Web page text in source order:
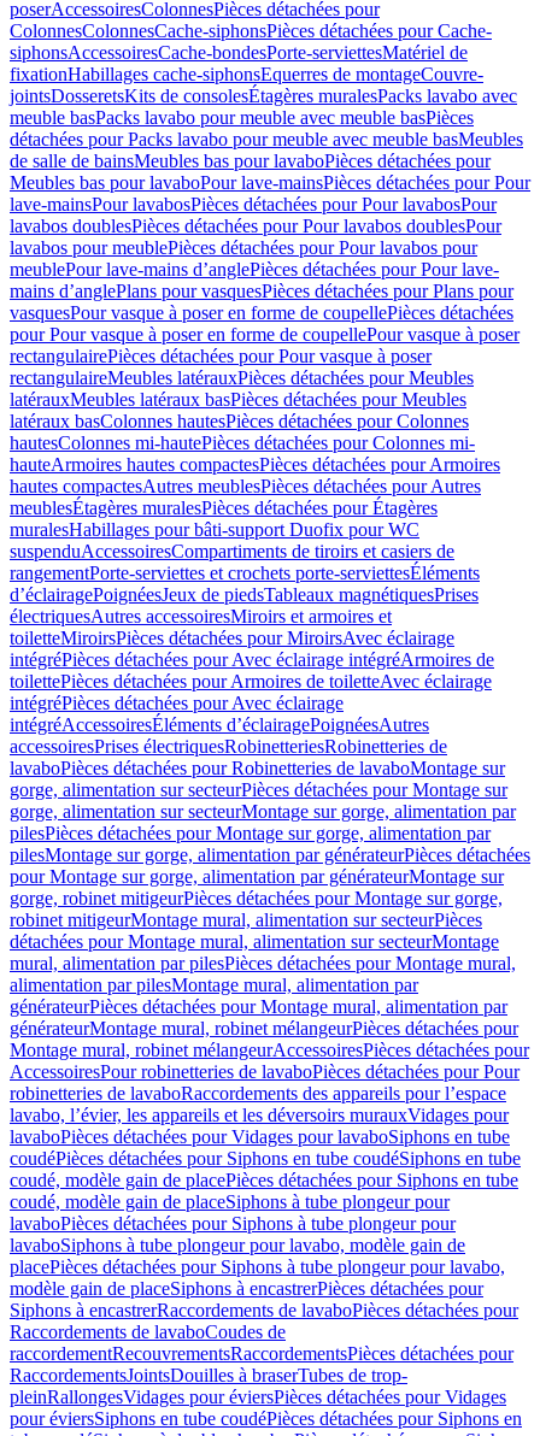
poserAccessoiresColonnesPièces détachées pour
ColonnesColonnesCache-siphonsPièces détachées pour Cache-
siphonsAccessoiresCache-bondesPorte-serviettesMatériel de
fixationHabillages cache-siphonsEquerres de montageCouvre-
jointsDosseretsKits de consolesÉtagères muralesPacks lavabo avec
meuble basPacks lavabo pour meuble avec meuble basPièces
détachées pour Packs lavabo pour meuble avec meuble basMeubles
de salle de bainsMeubles bas pour lavaboPièces détachées pour
Meubles bas pour lavaboPour lave-mainsPièces détachées pour Pour
lave-mainsPour lavabosPièces détachées pour Pour lavabosPour
lavabos doublesPièces détachées pour Pour lavabos doublesPour
lavabos pour meublePièces détachées pour Pour lavabos pour
meublePour lave-mains d’anglePièces détachées pour Pour lave-
mains d’anglePlans pour vasquesPièces détachées pour Plans pour
vasquesPour vasque à poser en forme de coupellePièces détachées
pour Pour vasque à poser en forme de coupellePour vasque à poser
rectangulairePièces détachées pour Pour vasque à poser
rectangulaireMeubles latérauxPièces détachées pour Meubles
latérauxMeubles latéraux basPièces détachées pour Meubles
latéraux basColonnes hautesPièces détachées pour Colonnes
hautesColonnes mi-hautePièces détachées pour Colonnes mi-
hauteArmoires hautes compactesPièces détachées pour Armoires
hautes compactesAutres meublesPièces détachées pour Autres
meublesÉtagères muralesPièces détachées pour Étagères
muralesHabillages pour bâti-support Duofix pour WC
suspenduAccessoiresCompartiments de tiroirs et casiers de
rangementPorte-serviettes et crochets porte-serviettesÉléments
d’éclairagePoignéesJeux de piedsTableaux magnétiquesPrises
électriquesAutres accessoiresMiroirs et armoires et
toiletteMiroirsPièces détachées pour MiroirsAvec éclairage
intégréPièces détachées pour Avec éclairage intégréArmoires de
toilettePièces détachées pour Armoires de toiletteAvec éclairage
intégréPièces détachées pour Avec éclairage
intégréAccessoiresÉléments d’éclairagePoignéesAutres
accessoiresPrises électriquesRobinetteriesRobinetteries de
lavaboPièces détachées pour Robinetteries de lavaboMontage sur
gorge, alimentation sur secteurPièces détachées pour Montage sur
gorge, alimentation sur secteurMontage sur gorge, alimentation par
pilesPièces détachées pour Montage sur gorge, alimentation par
pilesMontage sur gorge, alimentation par générateurPièces détachées
pour Montage sur gorge, alimentation par générateurMontage sur
gorge, robinet mitigeurPièces détachées pour Montage sur gorge,
robinet mitigeurMontage mural, alimentation sur secteurPièces
détachées pour Montage mural, alimentation sur secteurMontage
mural, alimentation par pilesPièces détachées pour Montage mural,
alimentation par pilesMontage mural, alimentation par
générateurPièces détachées pour Montage mural, alimentation par
générateurMontage mural, robinet mélangeurPièces détachées pour
Montage mural, robinet mélangeurAccessoiresPièces détachées pour
AccessoiresPour robinetteries de lavaboPièces détachées pour Pour
robinetteries de lavaboRaccordements des appareils pour l’espace
lavabo, l’évier, les appareils et les déversoirs murauxVidages pour
lavaboPièces détachées pour Vidages pour lavaboSiphons en tube
coudéPièces détachées pour Siphons en tube coudéSiphons en tube
coudé, modèle gain de placePièces détachées pour Siphons en tube
coudé, modèle gain de placeSiphons à tube plongeur pour
lavaboPièces détachées pour Siphons à tube plongeur pour
lavaboSiphons à tube plongeur pour lavabo, modèle gain de
placePièces détachées pour Siphons à tube plongeur pour lavabo,
modèle gain de placeSiphons à encastrerPièces détachées pour
Siphons à encastrerRaccordements de lavaboPièces détachées pour
Raccordements de lavaboCoudes de
raccordementRecouvrementsRaccordementsPièces détachées pour
RaccordementsJointsDouilles à braserTubes de trop-
pleinRallongesVidages pour éviersPièces détachées pour Vidages
pour éviersSiphons en tube coudéPièces détachées pour Siphons en